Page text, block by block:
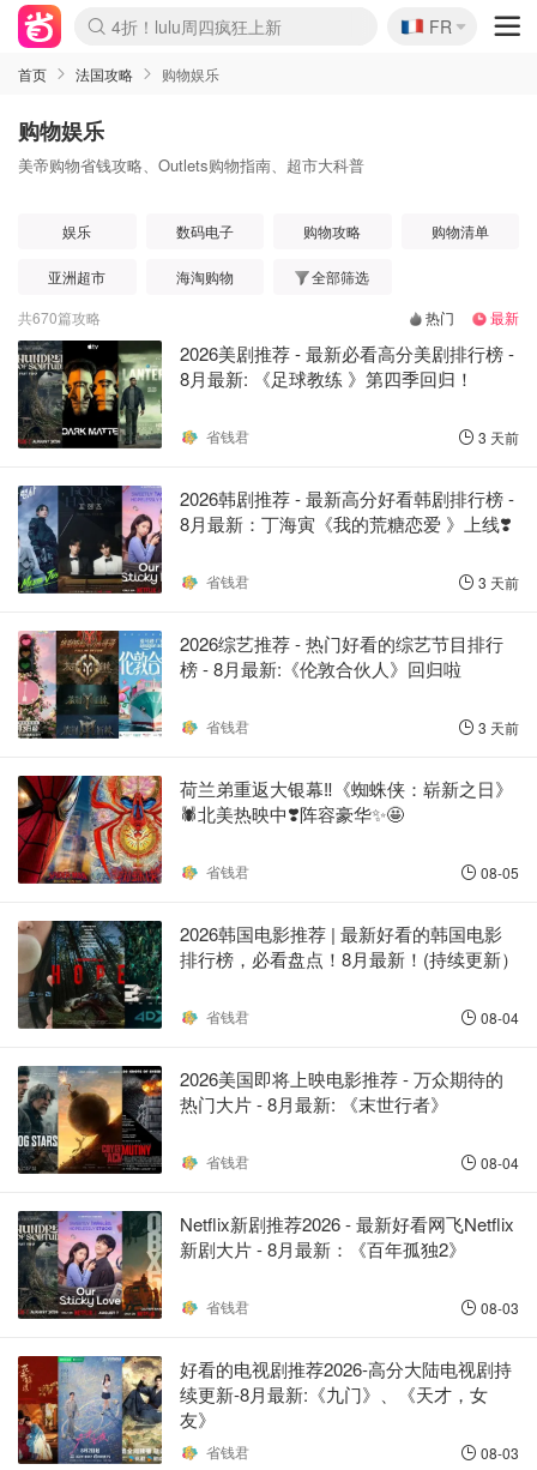
Boticinal 夏促开抢！
4折！lulu周四疯狂上新
还没结束！&OtherStories大促
Joybuy变相75折 随时失效
速领！Stanley独家85折
疑似霸哥！Camper额外叠85折
Zalando 奥莱闪促！每日更新
Moncler反季囤！5折起+叠9折
Coach Brooklyn仅€192
🇫🇷
FR
首页 法国攻略 购物娱乐
购物娱乐
美帝购物省钱攻略、Outlets购物指南、超市大科普
娱乐 数码电子 购物攻略 购物清单
亚洲超市 海淘购物
全部筛选
共670篇攻略 热门 最新
2026美剧推荐 - 最新必看高分美剧排行榜 -
8月最新: 《​​足球教练 》第四季回归！
省钱君 3 天前
2026韩剧推荐 - 最新高分好看韩剧排行榜 -
8月最新：丁海寅《我的荒糖恋爱 》上线❣️
省钱君 3 天前
2026综艺推荐 - 热门好看的综艺节目排行
榜 - 8月最新:《​​伦敦合伙人》回归啦
省钱君 3 天前
荷兰弟重返大银幕‼️《蜘蛛侠：崭新之日》
🕷️北美热映中❣️阵容豪华✨🤩
省钱君 08-05
2026韩国电影推荐 | 最新好看的韩国电影
排行榜，必看盘点！8月最新！(持续更新）
省钱君 08-04
2026美国即将上映电影推荐 - 万众期待的
热门大片 - 8月最新: 《末世行者》
省钱君 08-04
Netflix新剧推荐2026 - 最新好看网飞Netflix
新剧大片 - 8月最新：《​​百年孤独2》
省钱君 08-03
好看的电视剧推荐2026-高分大陆电视剧持
续更新-8月最新:《九门》、《天才，女
友》
省钱君 08-03